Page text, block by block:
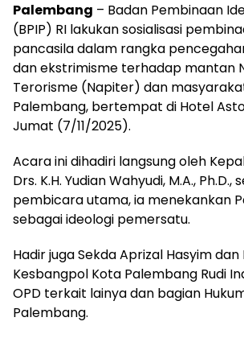
Palembang – Badan Pembinaan
(BPIP) RI lakukan sosialisasi
pancasila dalam rangka
dan ekstrimisme terhadap mantan
Terorisme (Napiter) dan
Palembang, bertempat di Hotel
Jumat (7/11/2025).
Acara ini dihadiri langsung oleh
Drs. K.H. Yudian Wahyudi, M.A., Ph.D.,
pembicara utama, ia menekankan
sebagai ideologi pemersatu.
Hadir juga Sekda Aprizal Hasyim dan
Kesbangpol Kota Palembang Rudi
OPD terkait lainya dan bagian
Palembang.